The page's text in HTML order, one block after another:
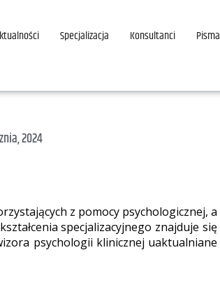
Specjalizacja Konsultanci Pisma
2024
z pomocy psychologicznej, a
specjalizacyjnego znajduje się
psychologii klinicznej uaktualniane